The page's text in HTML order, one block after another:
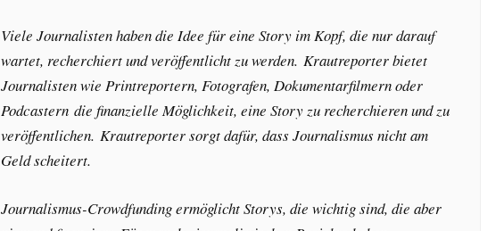
Viele Journalisten haben die Idee für eine Story im Kopf, die nur darauf
wartet, recherchiert und veröffentlicht zu werden. Krautreporter bietet
Journalisten wie Printreportern, Fotografen, Dokumentarfilmern oder
Podcastern die finanzielle Möglichkeit, eine Story zu recherchieren und zu
veröffentlichen. Krautreporter sorgt dafür, dass Journalismus nicht am
Geld scheitert.
Journalismus-Crowdfunding ermöglicht Storys, die wichtig sind, die aber